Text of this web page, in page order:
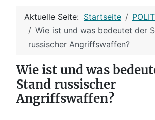
Aktuelle Seite: Startseite
Wie ist und was bedeutet der
russischer Angriffswaffen?
Wie ist und was
Stand russischer
Angriffswaffen?